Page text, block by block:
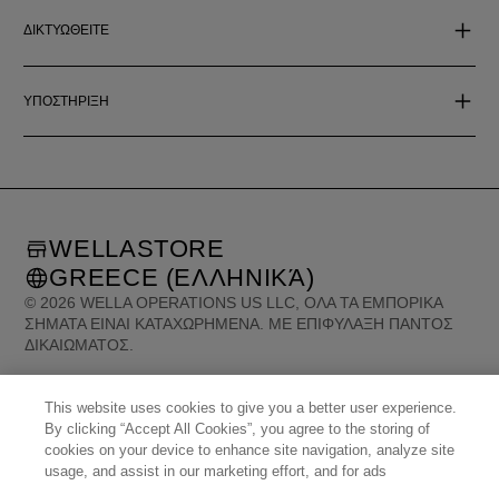
ΔΙΚΤΥΩΘΕΙΤΕ
ΥΠΟΣΤΗΡΙΞΗ
© 2026 WELLA OPERATIONS US LLC, ΌΛΑ ΤΑ ΕΜΠΟΡΙΚΆ
ΣΉΜΑΤΑ ΕΊΝΑΙ ΚΑΤΑΧΩΡΗΜΈΝΑ. ΜΕ ΕΠΙΦΎΛΑΞΗ ΠΑΝΤΌΣ
ΔΙΚΑΙΏΜΑΤΟΣ.
WELLASTORE
GREECE (ΕΛΛΗΝΙΚΆ)
This website uses cookies to give you a better user experience.
By clicking “Accept All Cookies”, you agree to the storing of
cookies on your device to enhance site navigation, analyze site
usage, and assist in our marketing effort, and for ads